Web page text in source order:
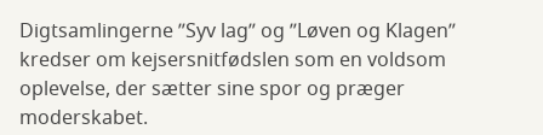
Digtsamlingerne ”Syv lag” og ”Løven og Klagen”
kredser om kejsersnitfødslen som en voldsom
oplevelse, der sætter sine spor og præger
moderskabet.